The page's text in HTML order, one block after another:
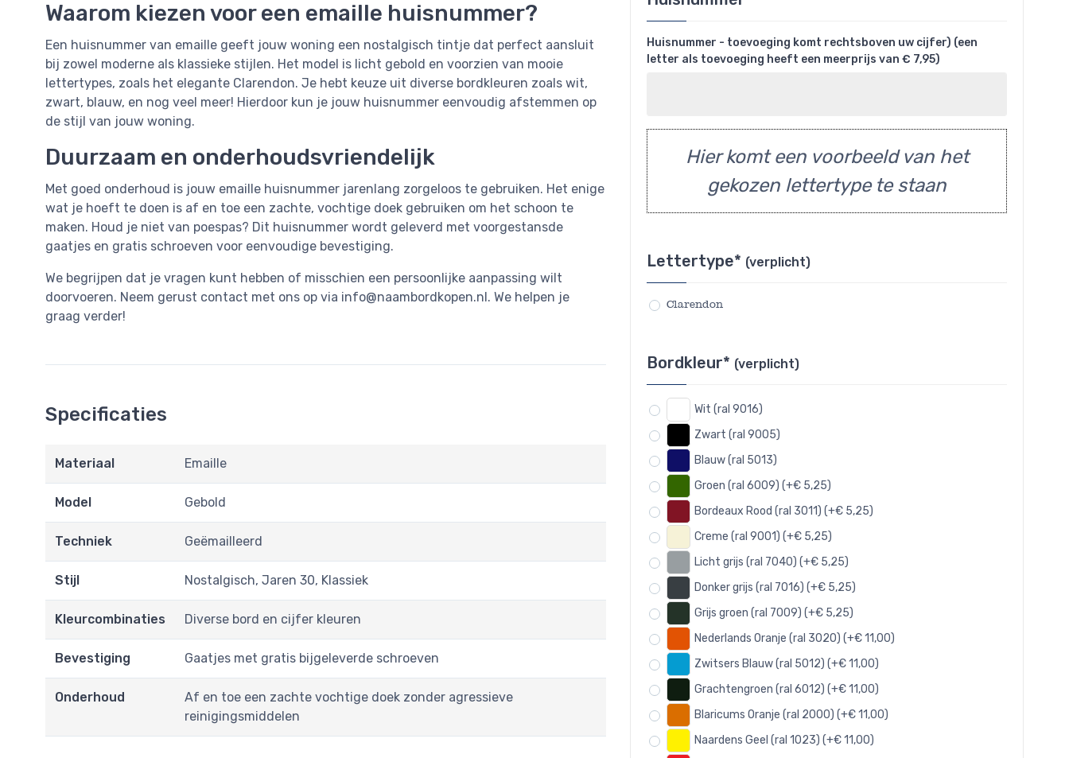
Waarom kiezen voor een emaille huisnummer?
Een huisnummer van emaille geeft jouw woning een nostalgisch tintje dat perfect aansluit
bij zowel moderne als klassieke stijlen. Het model is licht gebold en voorzien van mooie
lettertypes, zoals het elegante Clarendon. Je hebt keuze uit diverse bordkleuren zoals wit,
zwart, blauw, en nog veel meer! Hierdoor kun je jouw huisnummer eenvoudig afstemmen op
de stijl van jouw woning.
Duurzaam en onderhoudsvriendelijk
Met goed onderhoud is jouw emaille huisnummer jarenlang zorgeloos te gebruiken. Het enige
wat je hoeft te doen is af en toe een zachte, vochtige doek gebruiken om het schoon te
maken. Houd je niet van poespas? Dit huisnummer wordt geleverd met voorgestansde
gaatjes en gratis schroeven voor eenvoudige bevestiging.
We begrijpen dat je vragen kunt hebben of misschien een persoonlijke aanpassing wilt
doorvoeren. Neem gerust contact met ons op via info@naambordkopen.nl. We helpen je
graag verder!
Specificaties
Materiaal Emaille
Model Gebold
Techniek Geëmailleerd
Stijl Nostalgisch, Jaren 30, Klassiek
Kleurcombinaties Diverse bord en cijfer kleuren
Bevestiging Gaatjes met gratis bijgeleverde schroeven
Onderhoud
Af en toe een zachte vochtige doek zonder agressieve
reinigingsmiddelen
Huisnummer - toevoeging komt rechtsboven uw cijfer) (een
letter als toevoeging heeft een meerprijs van € 7,95)
Hier komt een voorbeeld van het
gekozen lettertype te staan
Lettertype* (verplicht)
Clarendon
Bordkleur* (verplicht)
Wit (ral 9016)
Zwart (ral 9005)
Blauw (ral 5013)
Groen (ral 6009) (+€ 5,25)
Bordeaux Rood (ral 3011) (+€ 5,25)
Creme (ral 9001) (+€ 5,25)
Licht grijs (ral 7040) (+€ 5,25)
Donker grijs (ral 7016) (+€ 5,25)
Grijs groen (ral 7009) (+€ 5,25)
Nederlands Oranje (ral 3020) (+€ 11,00)
Zwitsers Blauw (ral 5012) (+€ 11,00)
Grachtengroen (ral 6012) (+€ 11,00)
Blaricums Oranje (ral 2000) (+€ 11,00)
Naardens Geel (ral 1023) (+€ 11,00)